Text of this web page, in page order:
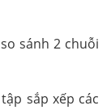
sánh 2 chuỗi
sắp xếp các